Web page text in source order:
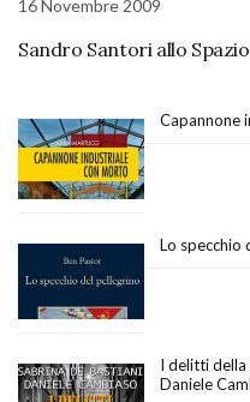
16 Novembre 2009
Sandro Santori allo
Capannone
Lo specchio
I delitti della
Daniele